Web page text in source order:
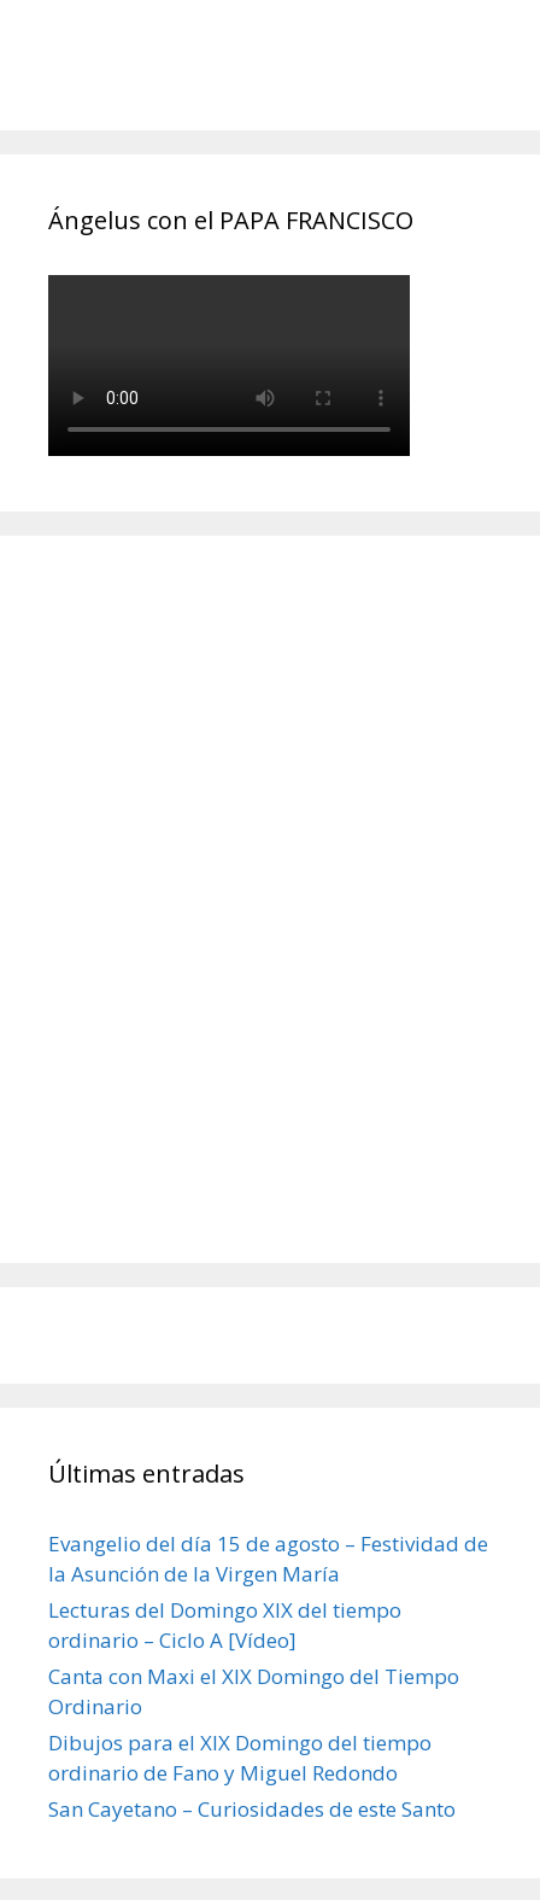
Ángelus con el PAPA FRANCISCO
Últimas entradas
Evangelio del día 15 de agosto – Festividad de
la Asunción de la Virgen María
Lecturas del Domingo XIX del tiempo
ordinario – Ciclo A [Vídeo]
Canta con Maxi el XIX Domingo del Tiempo
Ordinario
Dibujos para el XIX Domingo del tiempo
ordinario de Fano y Miguel Redondo
San Cayetano – Curiosidades de este Santo